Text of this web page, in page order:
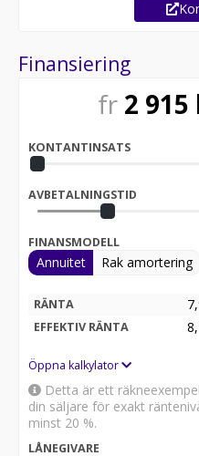
Finansiering
fr 2 915
KONTANTINSATS
AVBETALNINGSTID
FINANSMODELL
Annuitet Rak amortering
RÄNTA
EFFEKTIV RÄNTA
Öppna kalkylator
Detta är ett
din säljare för exakt
minst 20 %.
LÅNEGIVARE